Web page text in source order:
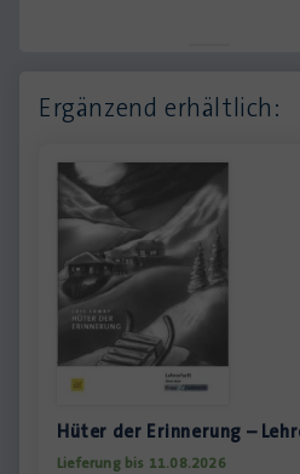
Ergänzend erhältlich:
Hüter der Erinnerung –
Lieferung bis 11.08.2026